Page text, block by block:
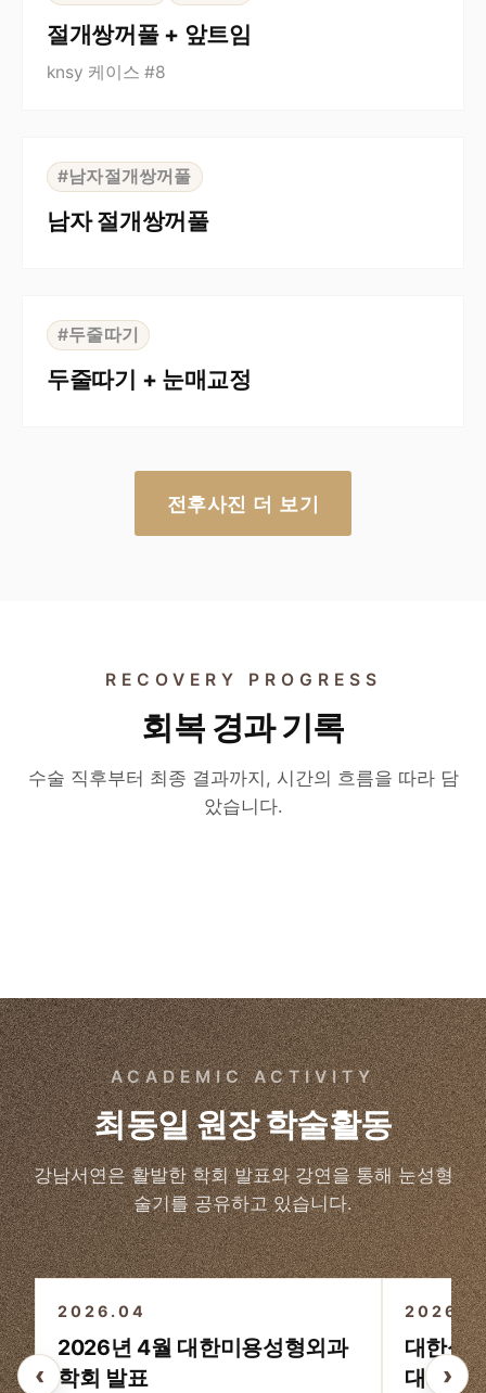
절개쌍꺼풀 + 앞트임
knsy 케이스 #8
BEFORE
#남자절개쌍꺼풀
남자 절개쌍꺼풀
BEFORE
#두줄따기
두줄따기 + 눈매교정
전후사진 더 보기
RECOVERY PROGRESS
회복 경과 기록
수술 직후부터 최종 결과까지, 시간의 흐름을 따라 담
았습니다.
수술 후 6개월
절개 눈매교정 변화 영상
실제 환자의 6개월 경과 — 절개 눈매교정 후 라
수술 후 2개월
자연유착 매몰 쌍꺼풀 변화
수술 후 3개월
두줄따기 · 라인 낮추기 변화
ACADEMIC ACTIVITY
최동일 원장 학술활동
강남서연은 활발한 학회 발표와 강연을 통해 눈성형
술기를 공유하고 있습니다.
‹ ›
3/3
2026.04
2026년 4월 대한미용성형외과
학회 발표
2026
대한성
대회